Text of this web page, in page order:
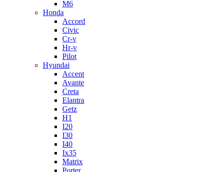
M6
Honda
Accord
Civic
Cr-v
Hr-v
Pilot
Hyundai
Accent
Avante
Creta
Elantra
Getz
H1
I20
I30
I40
Ix35
Matrix
Porter